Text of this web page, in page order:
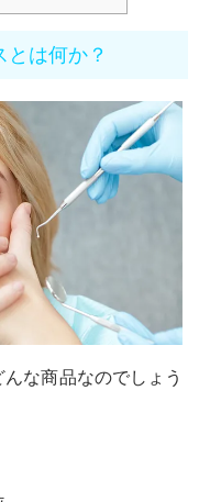
は何か？
な商品なのでしょう